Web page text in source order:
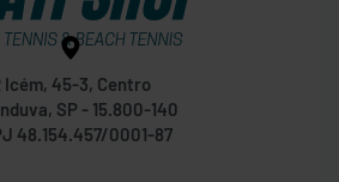
Icém, 45-3, Centro
SP - 15.800-140
48.154.457/0001-87